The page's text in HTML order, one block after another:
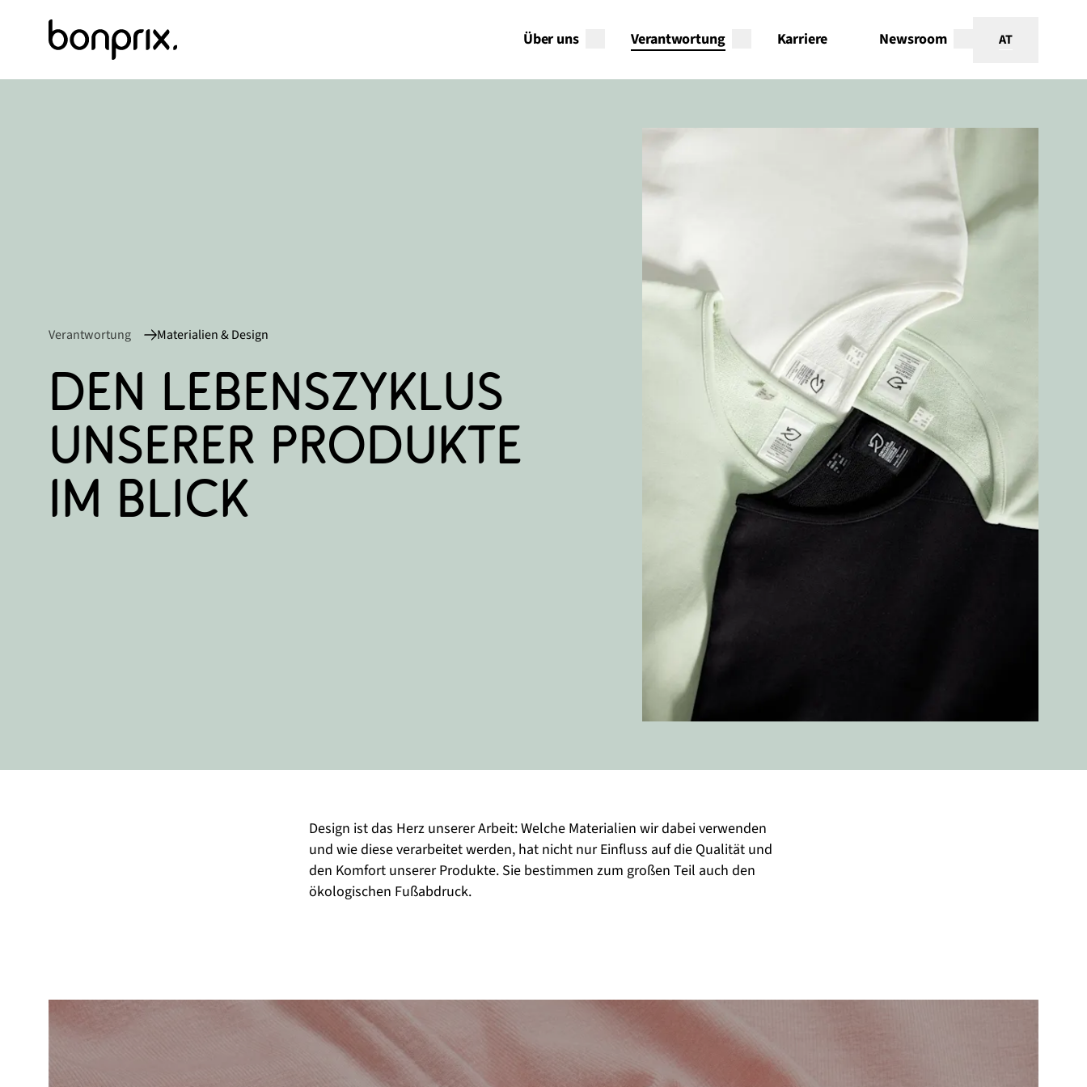
Über uns Verantwortung Karriere Newsroom AT
Verantwortung Materialien & Design
Den Lebenszyklus
unserer Produkte
im Blick
Design ist das Herz unserer Arbeit: Welche Materialien wir dabei verwenden
und wie diese verarbeitet werden, hat nicht nur Einfluss auf die Qualität und
den Komfort unserer Produkte. Sie bestimmen zum großen Teil auch den
ökologischen Fußabdruck.